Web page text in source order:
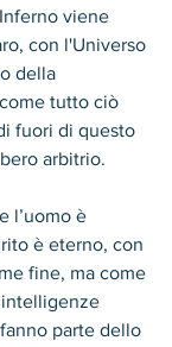
viene
con l'Universo
della
tutto ciò
fuori di questo
arbitrio.
l’uomo è
è eterno, con
fine, ma come
intelligenze
parte dello